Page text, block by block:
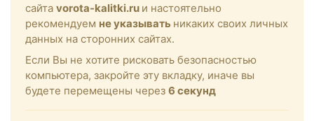
сайта vorota-kalitki.ru и настоятельно
рекомендуем не указывать никаких своих личных
данных на сторонних сайтах.
Если Вы не хотите рисковать безопасностью
компьютера, закройте эту вкладку, иначе вы
будете перемещены через 6 секунд